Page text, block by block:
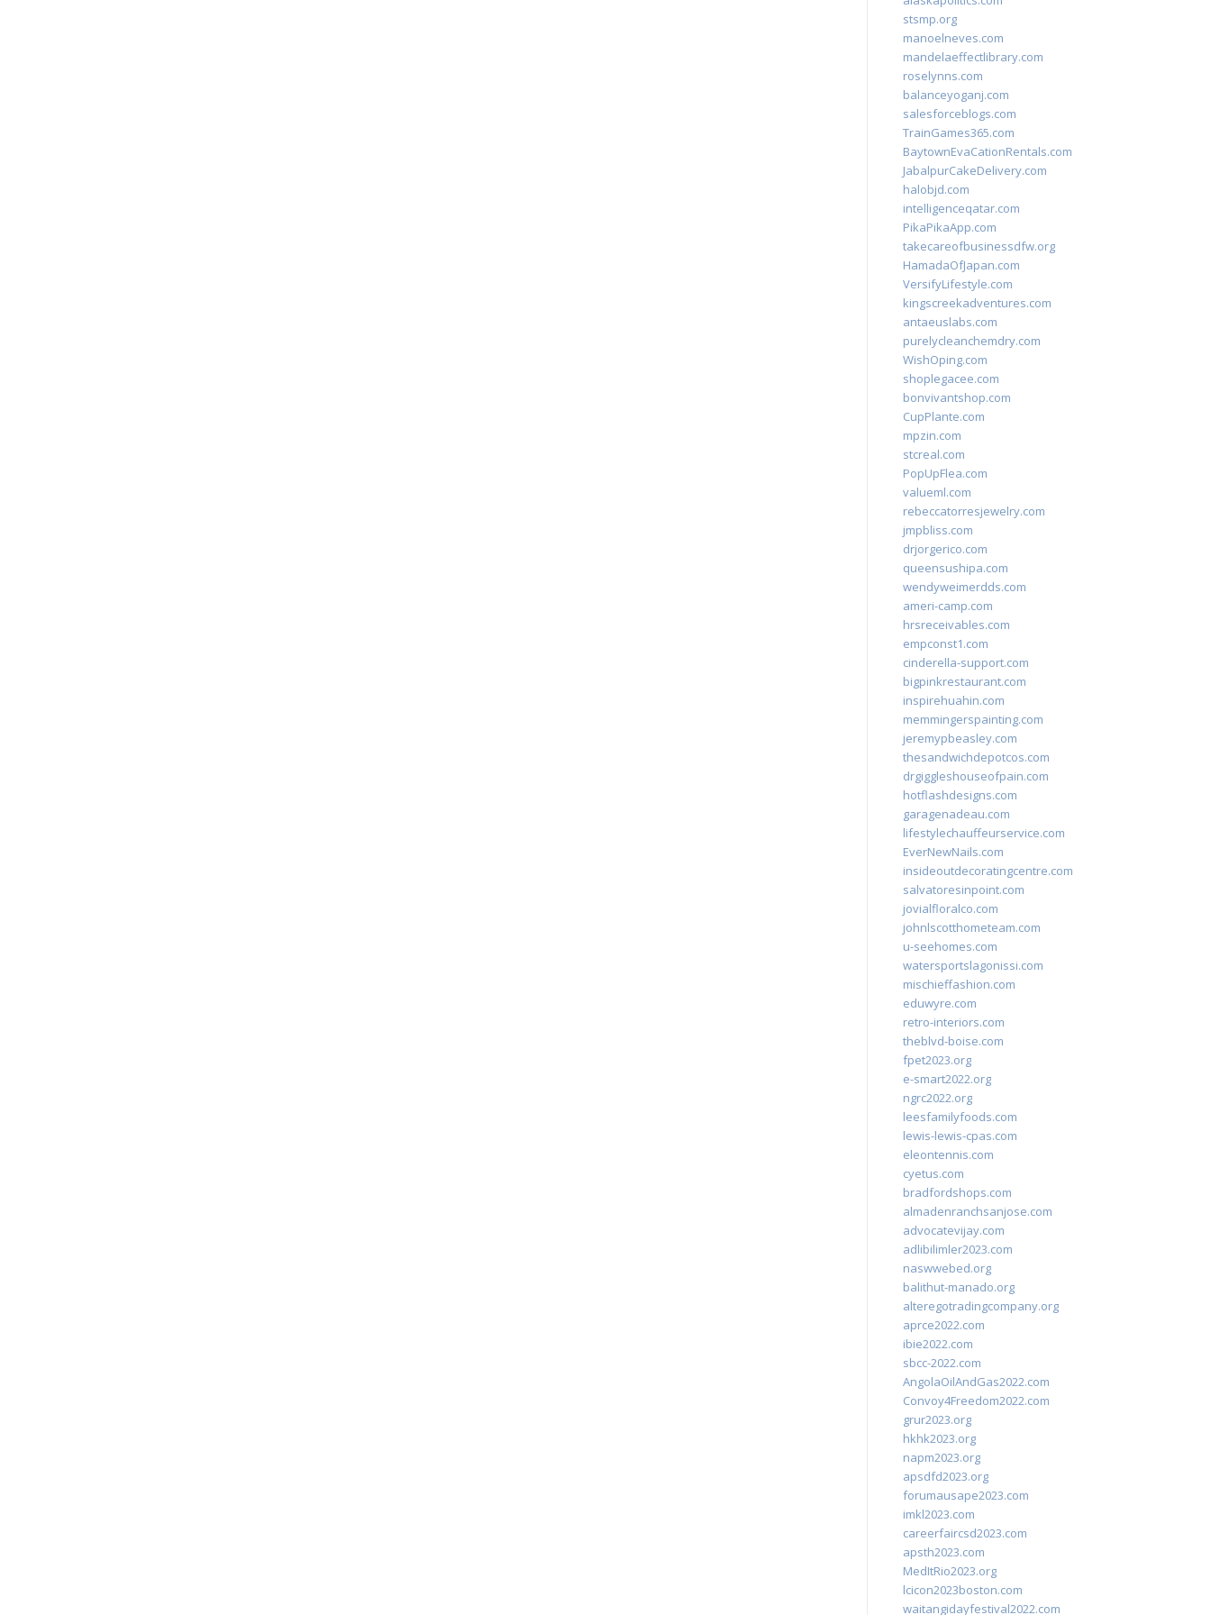
stsmp.org
manoelneves.com
mandelaeffectlibrary.com
roselynns.com
balanceyoganj.com
salesforceblogs.com
TrainGames365.com
BaytownEvaCationRentals.com
JabalpurCakeDelivery.com
halobjd.com
intelligenceqatar.com
PikaPikaApp.com
takecareofbusinessdfw.org
HamadaOfJapan.com
VersifyLifestyle.com
kingscreekadventures.com
antaeuslabs.com
purelycleanchemdry.com
WishOping.com
shoplegacee.com
bonvivantshop.com
CupPlante.com
mpzin.com
stcreal.com
PopUpFlea.com
valueml.com
rebeccatorresjewelry.com
jmpbliss.com
drjorgerico.com
queensushipa.com
wendyweimerdds.com
ameri-camp.com
hrsreceivables.com
empconst1.com
cinderella-support.com
bigpinkrestaurant.com
inspirehuahin.com
memmingerspainting.com
jeremypbeasley.com
thesandwichdepotcos.com
drgiggleshouseofpain.com
hotflashdesigns.com
garagenadeau.com
lifestylechauffeurservice.com
EverNewNails.com
insideoutdecoratingcentre.com
salvatoresinpoint.com
jovialfloralco.com
johnlscotthometeam.com
u-seehomes.com
watersportslagonissi.com
mischieffashion.com
eduwyre.com
retro-interiors.com
theblvd-boise.com
fpet2023.org
e-smart2022.org
ngrc2022.org
leesfamilyfoods.com
lewis-lewis-cpas.com
eleontennis.com
cyetus.com
bradfordshops.com
almadenranchsanjose.com
advocatevijay.com
adlibilimler2023.com
naswwebed.org
balithut-manado.org
alteregotradingcompany.org
aprce2022.com
ibie2022.com
sbcc-2022.com
AngolaOilAndGas2022.com
Convoy4Freedom2022.com
grur2023.org
hkhk2023.org
napm2023.org
apsdfd2023.org
forumausape2023.com
imkl2023.com
careerfaircsd2023.com
apsth2023.com
MedItRio2023.org
lcicon2023boston.com
waitangidayfestival2022.com